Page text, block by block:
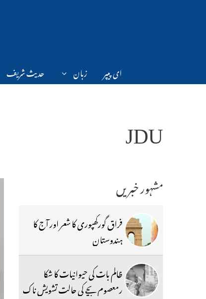
ای پیپر زبان حدیث شریف
JDU
مشہور خبریں
فراق گورکھپوری کا شعر اور آج کا
ہندوستان
ظالم بات کی حیوانیات کا شکا
رمعصوم بچے کی حالت تشویش ناک